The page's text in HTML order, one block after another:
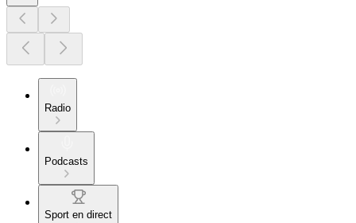
Radio
Podcasts
Sport en direct